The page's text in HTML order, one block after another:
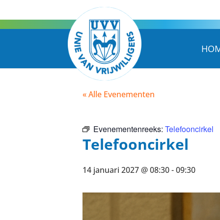
« Alle Evenementen
Evenementenreeks: Telefooncirkel
Telefooncirkel
14 januari 2027 @ 08:30-09:30